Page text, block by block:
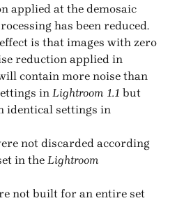
applied at the demosaic
has been reduced.
is that images with zero
reduction applied in
contain more noise than
in Lightroom 1.1 but
identical settings in
not discarded according
in the Lightroom
not built for an entire set